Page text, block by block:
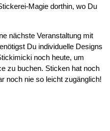
Magie dorthin, wo Du
nächste Veranstaltung mit
Du individuelle Designs
noch heute, um
zu buchen. Sticken hat noch
noch nie so leicht zugänglich!